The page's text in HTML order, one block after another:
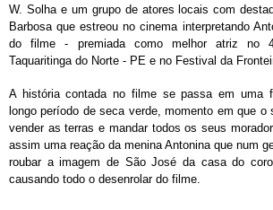
W. Solha e um grupo de atores locais com
Barbosa que estreou no cinema interpretando
do filme - premiada como melhor atriz no
Taquaritinga do Norte - PE e no Festival da
A históriacontada no filme se passa em uma
longo período de seca verde, momento em que o
venderas terras e mandar todos os seus
assim uma reação da menina Antonina que num
roubar a imagem de São José da casa do
causando todo o desenrolar do filme.